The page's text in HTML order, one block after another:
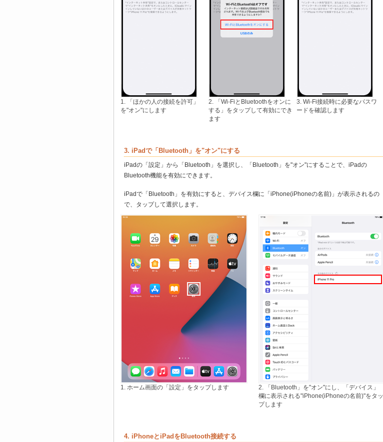
1. 「ほかの人の接続を許可」
を"オン"にします
2. 「Wi-FiとBluetoothをオンに
する」をタップして有効にでき
ます
3. Wi-Fi接続時に必要なパスワ
ードを確認します
3. iPadで「Bluetooth」を"オン"にする
iPadの「設定」から「Bluetooth」を選択し、「Bluetooth」を"オン"にすることで、iPadの
Bluetooth機能を有効にできます。
iPadで「Bluetooth」を有効にすると、デバイス欄に「iPhone(iPhoneの名前)」が表示されるの
で、タップして選択します。
1. ホーム画面の「設定」をタップします
2. 「Bluetooth」を"オン"にし、「デバイス」
欄に表示される"iPhone(iPhoneの名前)"をタッ
プします
4. iPhoneとiPadをBluetooth接続する